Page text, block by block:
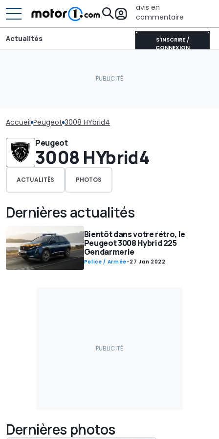
avis en
commentaire
S'INSCRIRE /
CONNEXION
Actualités
Accueil Peugeot 3008 HYbrid4
Peugeot
3008 HYbrid4
ACTUALITÉS PHOTOS
Dernières actualités
Bientôt dans votre rétro, le
Peugeot 3008 Hybrid 225
Gendarmerie
Police / Armée-27 Jan 2022
Dernières photos